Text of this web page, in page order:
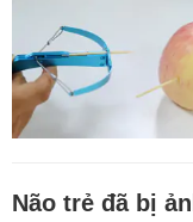
Não trẻ đã bị